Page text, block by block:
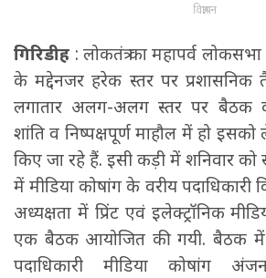
विज्ञापन
गिरिडीह : लोकतंत्र का महापर्व
के मद्देनजर हरेक स्तर पर प्रशासनिक
लगातार अलग-अलग स्तर पर बैठक
शांति व निष्पक्षपूर्ण माहौल में हो
किए जा रहे हैं. इसी कड़ी में शनिवार को
में मीडिया कोषांग के वरीय
अध्यक्षता में प्रिंट एवं इलेक्ट्रॉनिक
एक बैठक आयोजित की गयी. बैठक
पदाधिकारी मीडिया कोषांग